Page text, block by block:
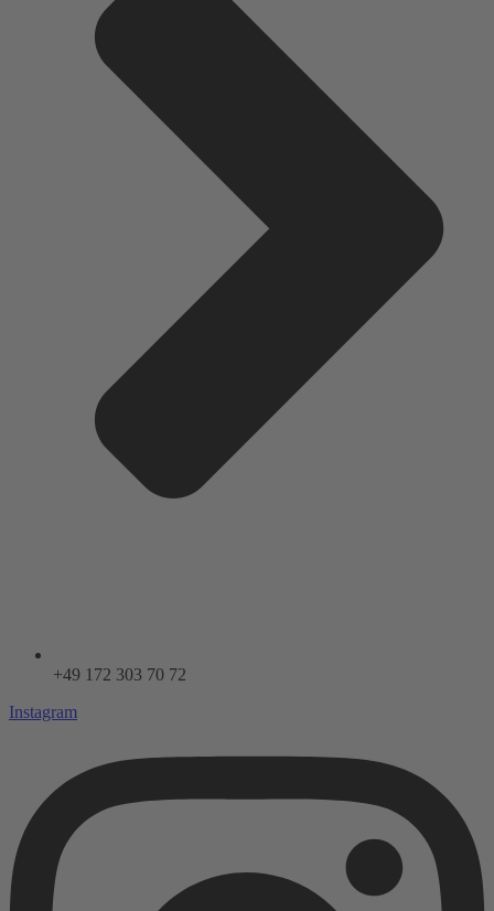
+49 172 303 70 72
Instagram